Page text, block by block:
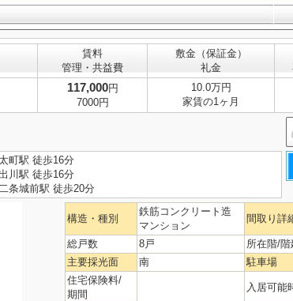
賃料
管理・共益費
敷金（保証金）
礼金
117,000円
7000円
10.0万円
家賃の1ヶ月
町駅 徒歩16分
川駅 徒歩16分
条城前駅 徒歩20分
構造・種別
鉄筋コンクリート造
マンション
間取り詳
総戸数 8戸
所在階/階
主要採光面
南
駐車場
住宅保険料/
期間
入居可能